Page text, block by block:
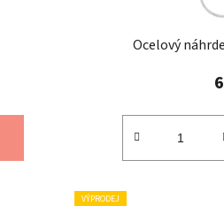
Ocelový
VÝPRODEJ